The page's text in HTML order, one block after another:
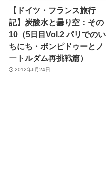
【ドイツ・フランス旅行
記】炭酸水と曇り空：その
10（5日目Vol.2 パリでのい
ちにち・ポンピドゥーとノ
ートルダム再挑戦篇）
2012年6月24日